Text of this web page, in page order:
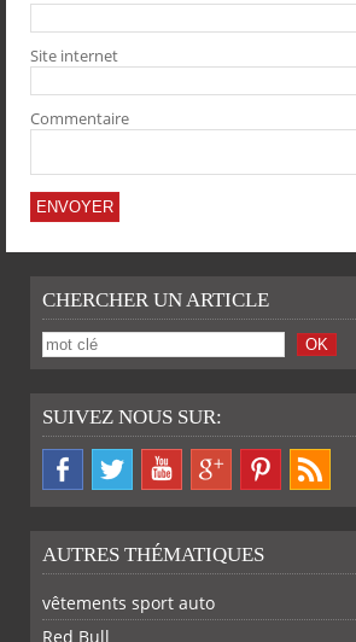
Site internet
Commentaire
CHERCHER UN ARTICLE
SUIVEZ NOUS SUR:
AUTRES THÉMATIQUES
vêtements sport auto
Red Bull